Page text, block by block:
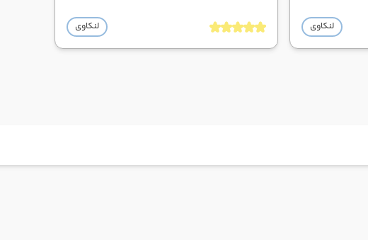
لنکاوی لنکاوی